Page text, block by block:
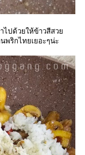
ำไปด้วยให้ข้าวสีสว
ริกไทยเยอะๆน่ะ